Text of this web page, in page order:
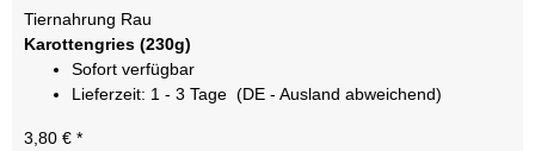
Tiernahrung Rau
Karottengries (230g)
Sofort verfügbar
Lieferzeit: 1 - 3 Tage (DE - Ausland abweichend)
3,80 € *